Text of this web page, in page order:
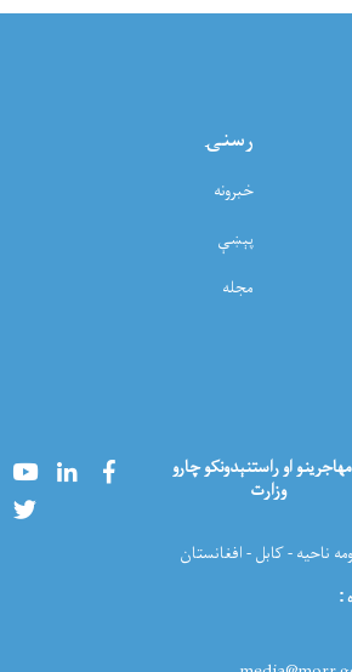
رسنۍ
خبرونه
پېښې
مجله
او راستنېدونکو چارو
وزارت
YoutubeLinkedInFacebook
ناحیه - کابل - افغانستان
: